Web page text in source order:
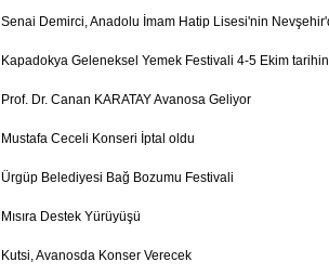
Senai Demirci, Anadolu İmam Hatip Lisesi'nin
Kapadokya Geleneksel Yemek Festivali 4-5 Ekim
Prof. Dr. Canan KARATAY Avanosa Geliyor
Mustafa Ceceli Konseri İptal oldu
Ürgüp Belediyesi Bağ Bozumu Festivali
Mısıra Destek Yürüyüşü
Kutsi, Avanosda Konser Verecek